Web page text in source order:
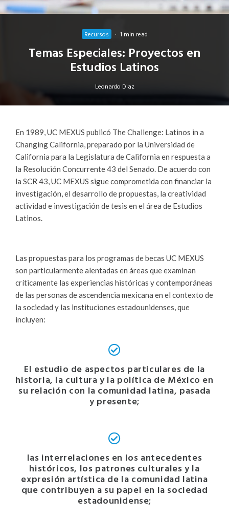
Recursos · 1 min read
Temas Especiales: Proyectos en
Estudios Latinos
Leonardo Diaz
En 1989, UC MEXUS publicó The Challenge: Latinos in a
Changing California, preparado por la Universidad de
California para la Legislatura de California en respuesta a
la Resolución Concurrente 43 del Senado. De acuerdo con
la SCR 43, UC MEXUS sigue comprometida con financiar la
investigación, el desarrollo de propuestas, la creatividad
actividad e investigación de tesis en el área de Estudios
Latinos.
Las propuestas para los programas de becas UC MEXUS
son particularmente alentadas en áreas que examinan
críticamente las experiencias históricas y contemporáneas
de las personas de ascendencia mexicana en el contexto de
la sociedad y las instituciones estadounidenses, que
incluyen:
El estudio de aspectos particulares de la
historia, la cultura y la política de México en
su relación con la comunidad latina, pasada
y presente;
las interrelaciones en los antecedentes
históricos, los patrones culturales y la
expresión artística de la comunidad latina
que contribuyen a su papel en la sociedad
estadounidense;